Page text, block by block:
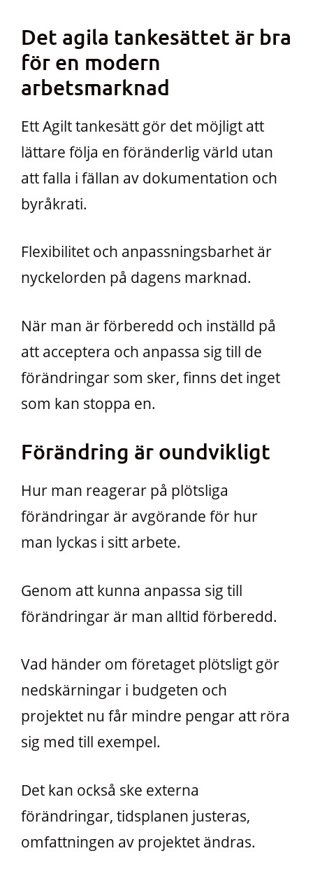
Det agila tankesättet är bra
för en modern
arbetsmarknad
Ett Agilt tankesätt gör det möjligt att
lättare följa en föränderlig värld utan
att falla i fällan av dokumentation och
byråkrati.
Flexibilitet och anpassningsbarhet är
nyckelorden på dagens marknad.
När man är förberedd och inställd på
att acceptera och anpassa sig till de
förändringar som sker, finns det inget
som kan stoppa en.
Förändring är oundvikligt
Hur man reagerar på plötsliga
förändringar är avgörande för hur
man lyckas i sitt arbete.
Genom att kunna anpassa sig till
förändringar är man alltid förberedd.
Vad händer om företaget plötsligt gör
nedskärningar i budgeten och
projektet nu får mindre pengar att röra
sig med till exempel.
Det kan också ske externa
förändringar, tidsplanen justeras,
omfattningen av projektet ändras.